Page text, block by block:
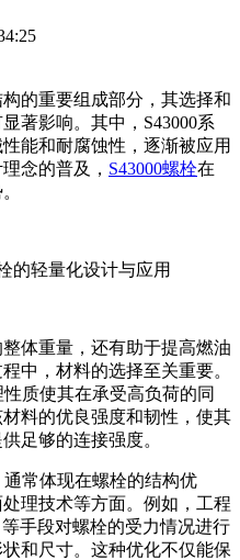
的重要组成部分，其选择和
著影响。其中，S43000系
能和耐腐蚀性，逐渐被应用
念的普及， S43000螺栓在
体重量，还有助于提高燃油
中，材料的选择至关重要。
质使其在承受高负荷的同
料的优良强度和韧性，使其
足够的连接强度。
常体现在螺栓的结构优
理技术等方面。例如，工程
手段对螺栓的受力情况进行
和尺寸。这种优化不仅能保